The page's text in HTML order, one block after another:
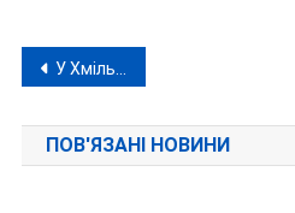
Навігація
записів
У Хмільнику на храмі встановлять дзвони за 416 тисяч, подаровані родиною загиблого воїна Олександра Марківського
ПОВ'ЯЗАНІ НОВИНИ